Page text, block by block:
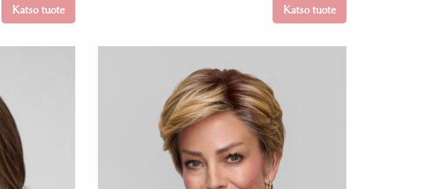
Katso tuote Katso tuote